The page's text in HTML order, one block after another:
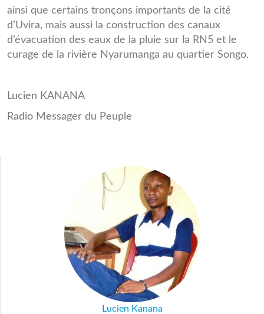
ainsi que certains tronçons importants de la cité
d’Uvira, mais aussi la construction des canaux
d’évacuation des eaux de la pluie sur la RN5 et le
curage de la rivière Nyarumanga au quartier Songo.
Lucien KANANA
Radio Messager du Peuple
Lucien Kanana